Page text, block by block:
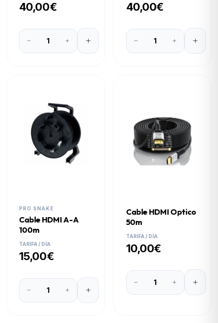
40,00€ 40,00€
PRO SNAKE
Cable HDMI A-A
100m
TARIFA / DÍA
15,00€
Cable HDMI Optico
50m
TARIFA / DÍA
10,00€